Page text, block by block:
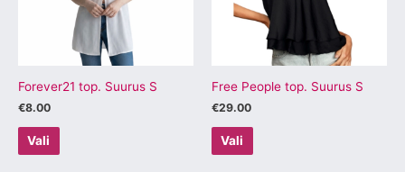
Forever21 top. Suurus S
€8.00
Vali
Valikuid
saab
teha
tootelehel.
Free People top. Suurus S
€29.00
Vali
Valikuid
saab
teha
tootelehel.